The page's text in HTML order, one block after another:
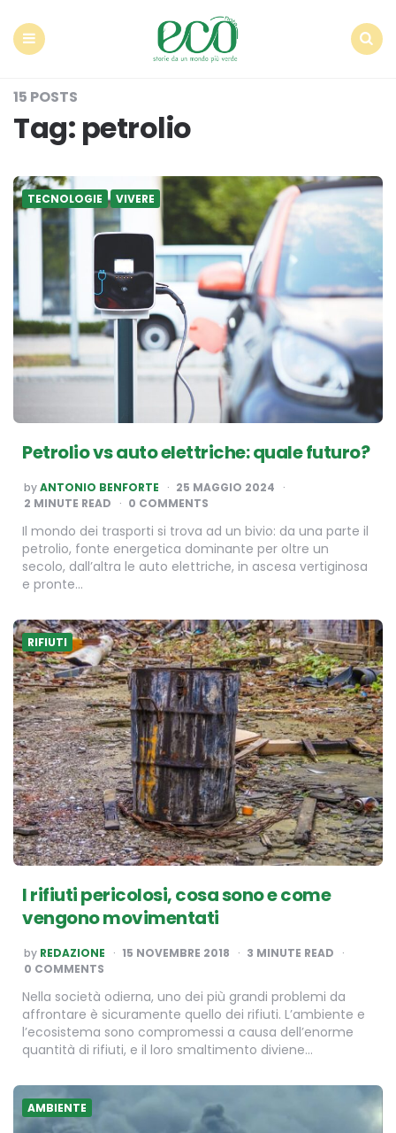
15 POSTS
Tag: petrolio
TECNOLOGIE VIVERE
Petrolio vs auto elettriche: quale futuro?
POSTED
BY
byANTONIO BENFORTE
25 MAGGIO 2024
2 MINUTE READ 0 COMMENTS
Il mondo dei trasporti si trova ad un bivio: da una parte il
petrolio, fonte energetica dominante per oltre un
secolo, dall’altra le auto elettriche, in ascesa vertiginosa
e pronte…
RIFIUTI
I rifiuti pericolosi, cosa sono e come
vengono movimentati
POSTED
BY
by REDAZIONE 15 NOVEMBRE 2018 3 MINUTE READ
0 COMMENTS
Nella società odierna, uno dei più grandi problemi da
affrontare è sicuramente quello dei rifiuti. L’ambiente e
l’ecosistema sono compromessi a causa dell’enorme
quantità di rifiuti, e il loro smaltimento diviene…
AMBIENTE